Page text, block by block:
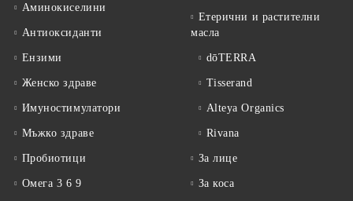
Аминокиселини
Антиоксиданти
Ензими
Женско здраве
Имуностимулатори
Мъжко здраве
Пробиотици
Омега 3 6 9
Етерични и растителни
масла
dōTERRA
Tisserand
Alteya Organics
Rivana
За лице
За коса